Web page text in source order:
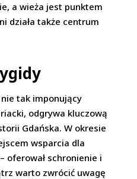
a wieża jest punktem
działa także centrum
nie tak imponujący
odgrywa kluczową
Gdańska. W okresie
wsparcia dla
oferował schronienie i
warto zwrócić uwagę